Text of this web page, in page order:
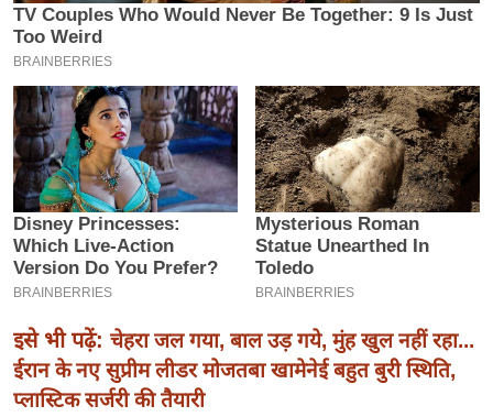
2
6
इ
म
ई
-
पे
प
र
सा
ल
इसे भी पढ़ें: चेहरा जल गया, बाल उड़ गये, मुंह खुल नहीं रहा...
ईरान के नए सुप्रीम लीडर मोजतबा खामेनेई बहुत बुरी स्थिति,
प्लास्टिक सर्जरी की तैयारी